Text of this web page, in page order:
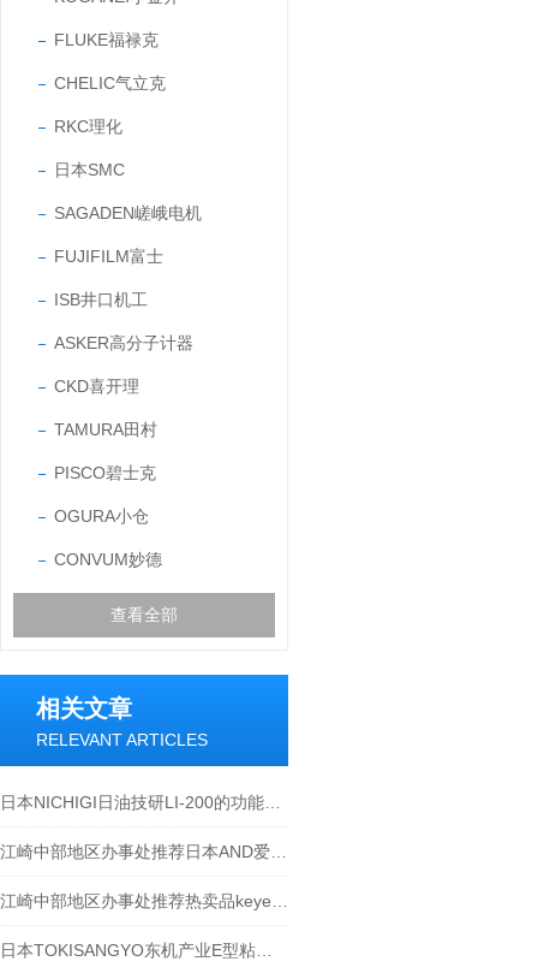
FLUKE福禄克
CHELIC气立克
RKC理化
日本SMC
SAGADEN嵯峨电机
FUJIFILM富士
ISB井口机工
ASKER高分子计器
CKD喜开理
TAMURA田村
PISCO碧士克
OGURA小仓
CONVUM妙德
查看全部
相关文章
RELEVANT ARTICLES